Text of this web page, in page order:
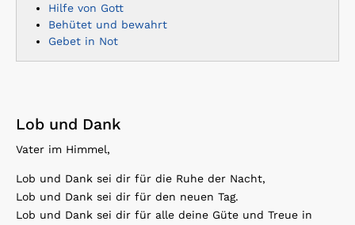
Hilfe von Gott
Behütet und bewahrt
Gebet in Not
Lob und Dank
Vater im Himmel,
Lob und Dank sei dir für die Ruhe der Nacht,
Lob und Dank sei dir für den neuen Tag.
Lob und Dank sei dir für alle deine Güte und Treue in